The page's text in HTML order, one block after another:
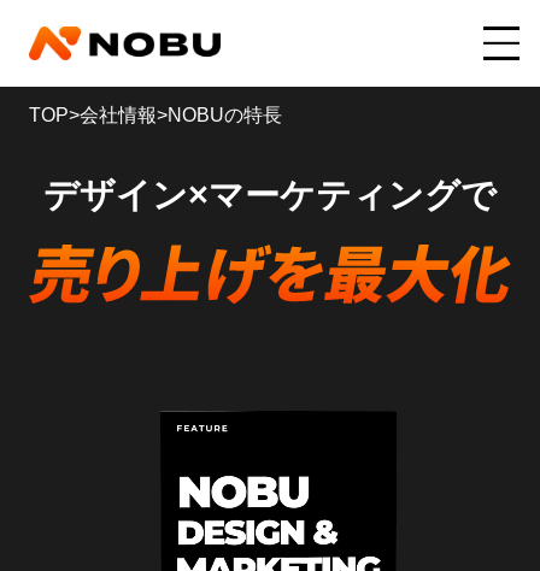
TOP>会社情報>NOBUの特長
デザイン×マーケティングで